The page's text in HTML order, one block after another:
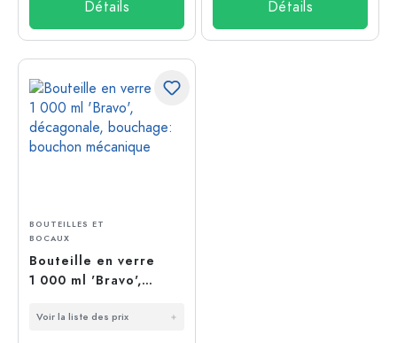
Détails Détails
BOUTEILLES ET
BOCAUX
Bouteille en verre
1 000 ml 'Bravo',
bouchage: bouchon
Voir la liste des prix